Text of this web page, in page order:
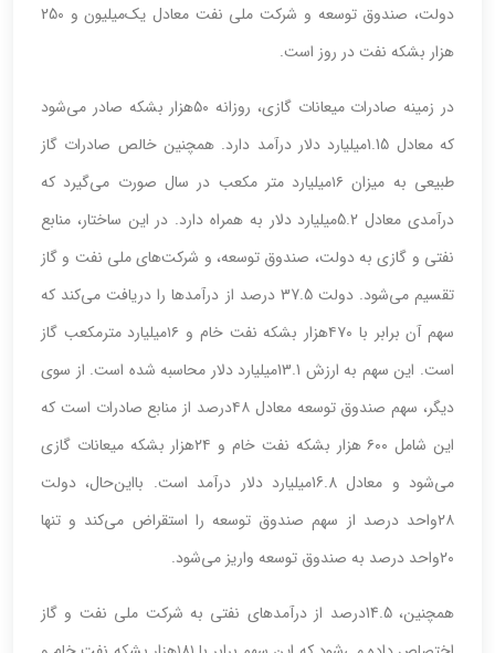
دولت، صندوق توسعه و شرکت ملی نفت معادل یک‌میلیون و 250
هزار بشکه نفت در روز است.
در زمینه صادرات میعانات گازی، روزانه ۵۰هزار بشکه صادر می‌شود
که معادل 1.15میلیارد دلار درآمد دارد. همچنین خالص صادرات گاز
طبیعی به میزان ۱۶میلیارد متر مکعب در سال صورت می‌گیرد که
درآمدی معادل 5.2میلیارد دلار به همراه دارد. در این ساختار، منابع
نفتی و گازی به دولت، صندوق توسعه، و شرکت‌های ملی نفت و گاز
تقسیم می‌شود. دولت 37.5 درصد از درآمدها را دریافت می‌کند که
سهم آن برابر با ۴۷۰هزار بشکه نفت خام و ۱۶میلیارد مترمکعب گاز
است. این سهم به ارزش 13.1میلیارد دلار محاسبه شده است. از سوی
دیگر، سهم صندوق توسعه معادل ۴۸درصد از منابع صادرات است که
این شامل ۶۰۰ هزار بشکه نفت خام و ۲۴هزار بشکه میعانات گازی
می‌شود و معادل 16.8میلیارد دلار درآمد است. با‌این‌حال، دولت
۲۸واحد درصد از سهم صندوق توسعه را استقراض می‌کند و تنها
۲۰واحد درصد به صندوق توسعه واریز می‌شود.
همچنین، 14.5درصد از درآمدهای نفتی به شرکت ملی نفت و گاز